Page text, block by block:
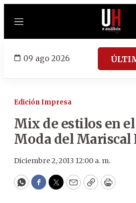
Menú
09 ago 2026
Edición Impresa
Mix de estilos en
Moda del Mariscal
Diciembre 2, 2013 12:00 a. m.
WhatsApp
Facebook
Twitter
EmailCopyPrint